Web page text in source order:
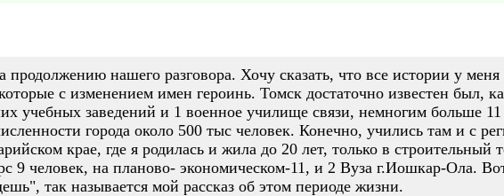
нашего разговора. Хочу сказать, что все истории у
с изменением имен героинь. Томск достаточно известен был,
учебных заведений и 1 военное училище связи, немногим больше
города около 500 тыс человек. Конечно, учились там и с
крае, где я родилась и жила до 20 лет, только в строительный
9 человек, на планово- экономическом-11, и 2 Вуза г.Иошкар-Ола.
так называется мой рассказ об этом периоде жизни.